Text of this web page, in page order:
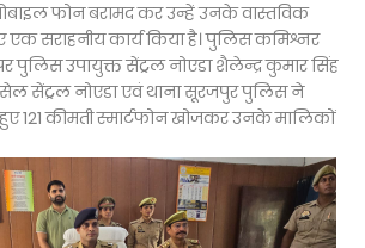
फोन बरामद कर उन्हें उनके वास्तविक
एक सराहनीय कार्य किया है। पुलिस कमिश्नर
पुलिस उपायुक्त सेंट्रल नोएडा शैलेन्द्र कुमार सिंह
सेंट्रल नोएडा एवं थाना सूरजपुर पुलिस ने
121 कीमती स्मार्टफोन खोजकर उनके मालिकों